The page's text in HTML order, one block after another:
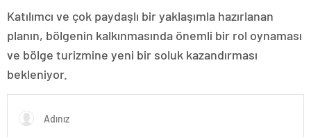
Katılımcı ve çok paydaşlı bir yaklaşımla hazırlanan
planın, bölgenin kalkınmasında önemli bir rol oynaması
ve bölge turizmine yeni bir soluk kazandırması
bekleniyor.